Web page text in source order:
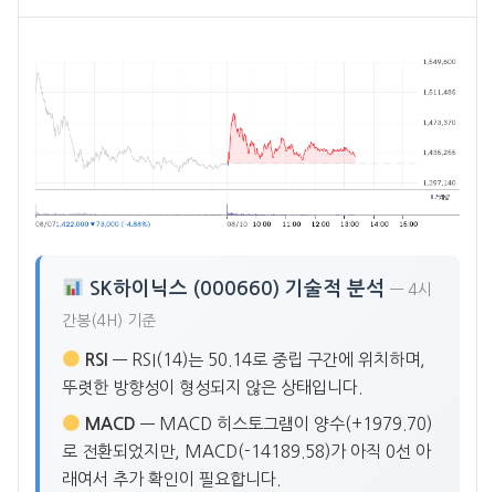
SK하이닉스 (000660) 기술적 분석— 4시
간봉(4H) 기준
RSI — RSI(14)는 50.14로 중립 구간에 위치하며,
뚜렷한 방향성이 형성되지 않은 상태입니다.
MACD — MACD 히스토그램이 양수(+1979.70)
로 전환되었지만, MACD(-14189.58)가 아직 0선 아
래여서 추가 확인이 필요합니다.